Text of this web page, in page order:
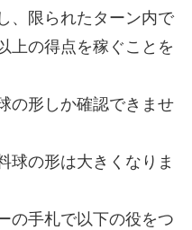
、限られたターン内で
上の得点を稼ぐことを
の形しか確認できませ
球の形は大きくなりま
の手札で以下の役をつ